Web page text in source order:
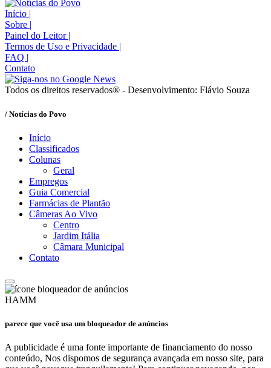
Início |
Sobre |
Painel do Leitor |
Termos de Uso e Privacidade |
FAQ |
Contato
Todos os direitos reservados® - Desenvolvimento: Flávio Souza
/ Notícias do Povo
Início
Classificados
Colunas
Geral
Empregos
Guia Comercial
Farmácias de Plantão
Câmeras Ao Vivo
Centro
Jardim Itália
Câmara Municipal
Contato
HAMM
parece que você usa um bloqueador de anúncios
A publicidade é uma fonte importante de financiamento do nosso
conteúdo, Nos dispomos de segurança avançada em nosso site, para